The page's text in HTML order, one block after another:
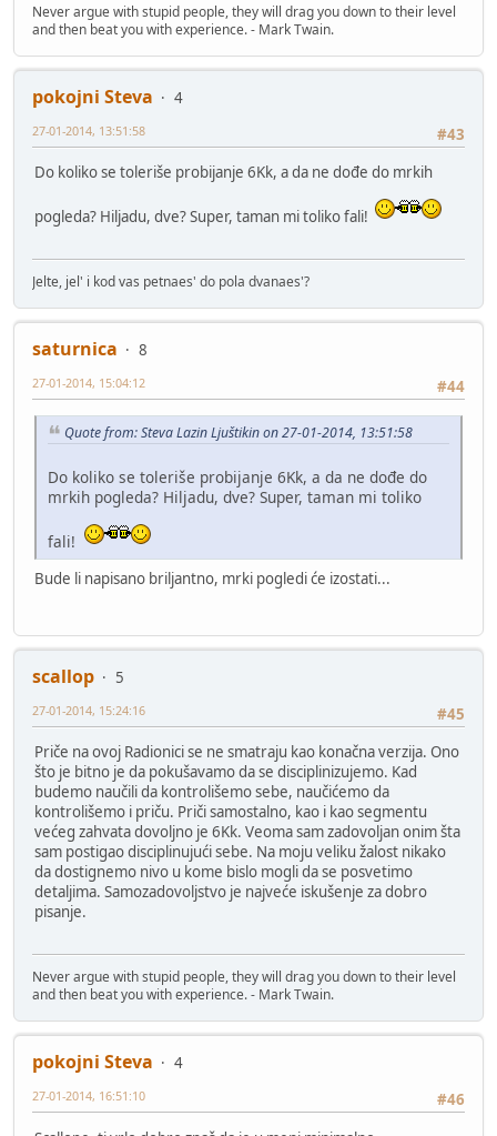
Never argue with stupid people, they will drag you down to their level
and then beat you with experience. - Mark Twain.
pokojni Steva
4
#43
27-01-2014, 13:51:58
Do koliko se toleriše probijanje 6Kk, a da ne dođe do mrkih
pogleda? Hiljadu, dve? Super, taman mi toliko fali!
Jelte, jel' i kod vas petnaes' do pola dvanaes'?
saturnica
8
#44
27-01-2014, 15:04:12
Quote from: Steva Lazin Ljuštikin on 27-01-2014, 13:51:58
Do koliko se toleriše probijanje 6Kk, a da ne dođe do
mrkih pogleda? Hiljadu, dve? Super, taman mi toliko
fali!
Bude li napisano briljantno, mrki pogledi će izostati...
scallop
5
#45
27-01-2014, 15:24:16
Priče na ovoj Radionici se ne smatraju kao konačna verzija. Ono
što je bitno je da pokušavamo da se disciplinizujemo. Kad
budemo naučili da kontrolišemo sebe, naučićemo da
kontrolišemo i priču. Priči samostalno, kao i kao segmentu
većeg zahvata dovoljno je 6Kk. Veoma sam zadovoljan onim šta
sam postigao disciplinujući sebe. Na moju veliku žalost nikako
da dostignemo nivo u kome bislo mogli da se posvetimo
detaljima. Samozadovoljstvo je najveće iskušenje za dobro
pisanje.
Never argue with stupid people, they will drag you down to their level
and then beat you with experience. - Mark Twain.
pokojni Steva
4
#46
27-01-2014, 16:51:10